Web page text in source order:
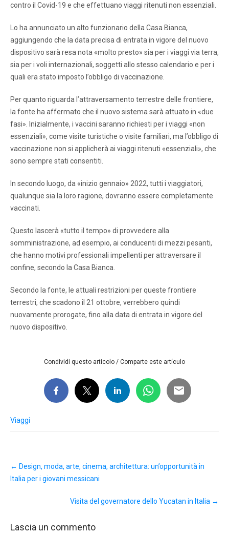
contro il Covid-19 e che effettuano viaggi ritenuti non essenziali.
Lo ha annunciato un alto funzionario della Casa Bianca,
aggiungendo che la data precisa di entrata in vigore del nuovo
dispositivo sarà resa nota «molto presto» sia per i viaggi via terra,
sia per i voli internazionali, soggetti allo stesso calendario e per i
quali era stato imposto l’obbligo di vaccinazione.
Per quanto riguarda l’attraversamento terrestre delle frontiere,
la fonte ha affermato che il nuovo sistema sarà attuato in «due
fasi». Inizialmente, i vaccini saranno richiesti per i viaggi «non
essenziali», come visite turistiche o visite familiari, ma l’obbligo di
vaccinazione non si applicherà ai viaggi ritenuti «essenziali», che
sono sempre stati consentiti.
In secondo luogo, da «inizio gennaio» 2022, tutti i viaggiatori,
qualunque sia la loro ragione, dovranno essere completamente
vaccinati.
Questo lascerà «tutto il tempo» di provvedere alla
somministrazione, ad esempio, ai conducenti di mezzi pesanti,
che hanno motivi professionali impellenti per attraversare il
confine, secondo la Casa Bianca.
Secondo la fonte, le attuali restrizioni per queste frontiere
terrestri, che scadono il 21 ottobre, verrebbero quindi
nuovamente prorogate, fino alla data di entrata in vigore del
nuovo dispositivo.
Condividi questo articolo / Comparte este artículo
Viaggi
navigation
← Design, moda, arte, cinema, architettura: un’opportunità in
Italia per i giovani messicani
Visita del governatore dello Yucatan in Italia →
Lascia un commento